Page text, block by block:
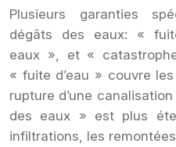
Plusieurs garanties
dégâts des eaux: «
eaux », et «
« fuite d’eau » couvre
rupture d’une
des eaux » est plus
infiltrations, les